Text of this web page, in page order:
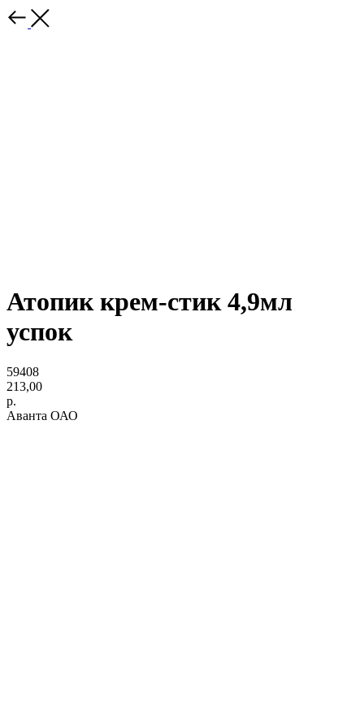
Атопик крем-стик 4,9мл
успок
59408
213,00
р.
Аванта ОАО